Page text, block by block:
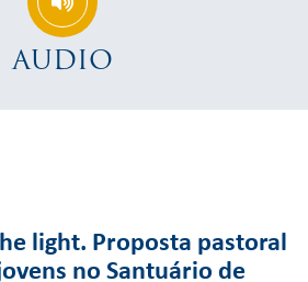
AUDIO
light. Proposta pastoral
no Santuário de